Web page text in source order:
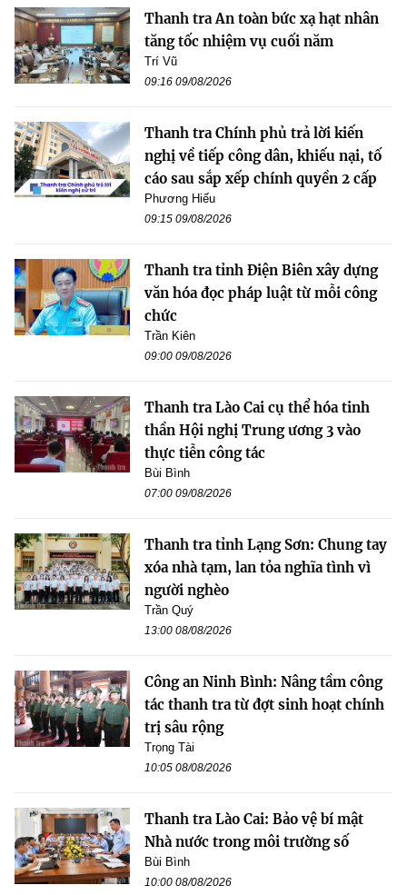
Thanh tra An toàn bức xạ hạt nhân
tăng tốc nhiệm vụ cuối năm
Trí Vũ
09:16 09/08/2026
Thanh tra Chính phủ trả lời kiến
nghị về tiếp công dân, khiếu nại, tố
cáo sau sắp xếp chính quyền 2 cấp
Phương Hiếu
09:15 09/08/2026
Thanh tra tỉnh Điện Biên xây dựng
văn hóa đọc pháp luật từ mỗi công
chức
Trần Kiên
09:00 09/08/2026
Thanh tra Lào Cai cụ thể hóa tinh
thần Hội nghị Trung ương 3 vào
thực tiễn công tác
Bùi Bình
07:00 09/08/2026
Thanh tra tỉnh Lạng Sơn: Chung tay
xóa nhà tạm, lan tỏa nghĩa tình vì
người nghèo
Trần Quý
13:00 08/08/2026
Công an Ninh Bình: Nâng tầm công
tác thanh tra từ đợt sinh hoạt chính
trị sâu rộng
Trọng Tài
10:05 08/08/2026
Thanh tra Lào Cai: Bảo vệ bí mật
Nhà nước trong môi trường số
Bùi Bình
10:00 08/08/2026